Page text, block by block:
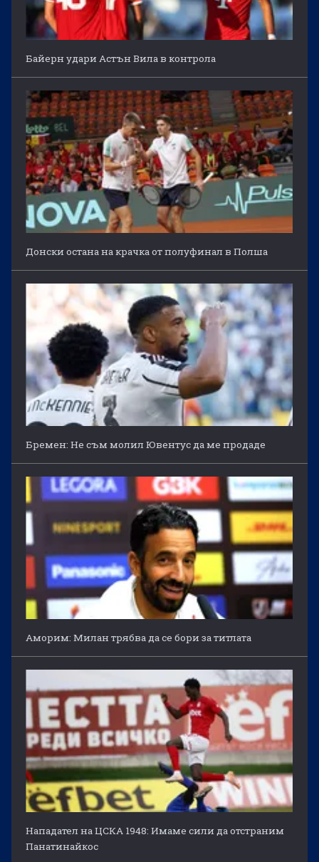
Байерн удари Астън Вила в контрола
Донски остана на крачка от полуфинал в Полша
Бремен: Не съм молил Ювентус да ме продаде
Аморим: Милан трябва да се бори за титлата
Нападател на ЦСКА 1948: Имаме сили да отстраним
Панатинайкос